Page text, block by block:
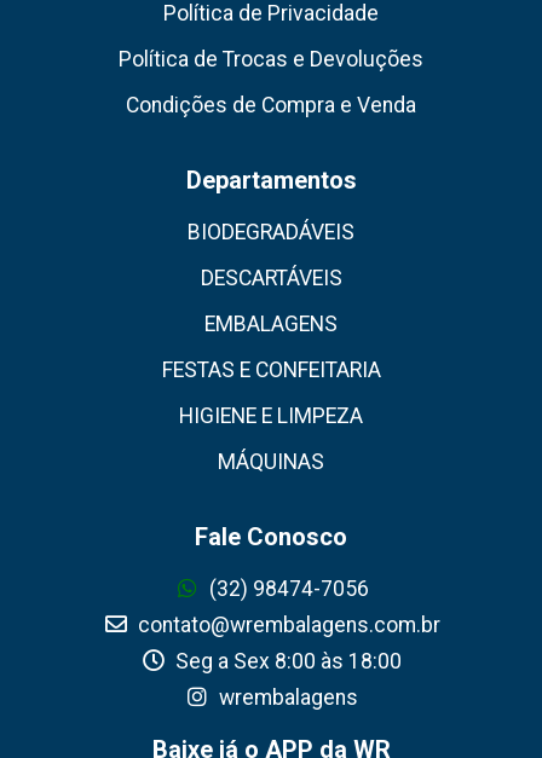
Política de Privacidade
Política de Trocas e Devoluções
Condições de Compra e Venda
Departamentos
BIODEGRADÁVEIS
DESCARTÁVEIS
EMBALAGENS
FESTAS E CONFEITARIA
HIGIENE E LIMPEZA
MÁQUINAS
Fale Conosco
(32) 98474-7056
contato@wrembalagens.com.br
Seg a Sex 8:00 às 18:00
wrembalagens
Baixe já o APP da WR